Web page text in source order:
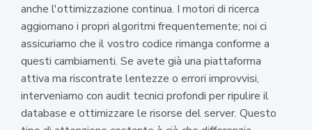
anche l'ottimizzazione continua. I motori di ricerca
aggiornano i propri algoritmi frequentemente; noi ci
assicuriamo che il vostro codice rimanga conforme a
questi cambiamenti. Se avete già una piattaforma
attiva ma riscontrate lentezze o errori improvvisi,
interveniamo con audit tecnici profondi per ripulire il
database e ottimizzare le risorse del server. Questo